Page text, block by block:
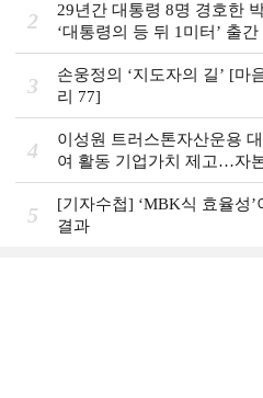
2
29년간 대통령 8명 경호한
‘대통령의 등 뒤 1미터’ 출간
3
손웅정의 ‘지도자의 길’ [마
리 77]
4
이성원 트러스톤자산운용
여 활동 기업가치 제고…자
할”
5
[기자수첩] ‘MBK식 효율성
결과